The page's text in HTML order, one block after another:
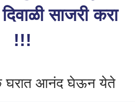
साजरी करा
!!!
घरात आनंद घेऊन येते